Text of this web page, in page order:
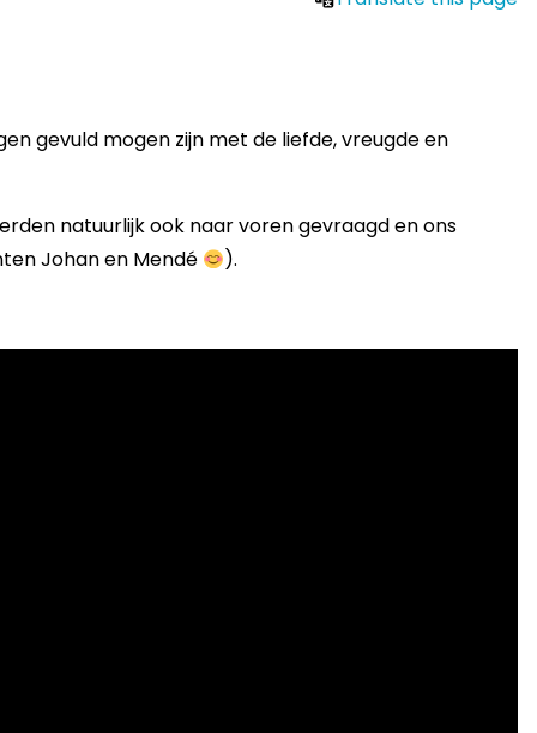
gevuld mogen zijn met de liefde, vreugde en
natuurlijk ook naar voren gevraagd en ons
Johan en Mendé
).